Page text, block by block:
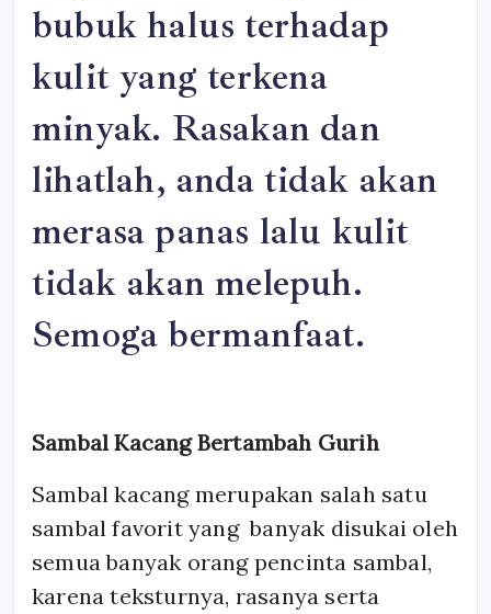
bubuk halus terhadap
kulit yang terkena
minyak. Rasakan dan
lihatlah, anda tidak akan
merasa panas lalu kulit
tidak akan melepuh.
Semoga bermanfaat.
Sambal Kacang Bertambah Gurih
Sambal kacang merupakan salah satu
sambal favorit yang banyak disukai oleh
semua banyak orang pencinta sambal,
karena teksturnya, rasanya serta